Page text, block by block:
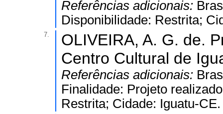
Referências adicionais:
Disponibilidade: Restrita;
7.
OLIVEIRA, A. G. de.
Centro Cultural de
Referências adicionais:
Finalidade: Projeto
Restrita; Cidade: Iguatu-CE.